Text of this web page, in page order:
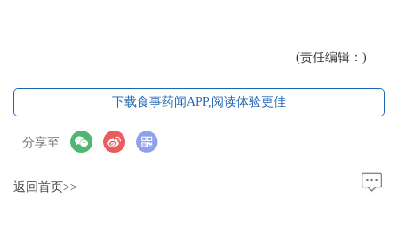
(责任编辑：)
下载食事药闻APP,阅读体验更佳
分享至
返回首页>>